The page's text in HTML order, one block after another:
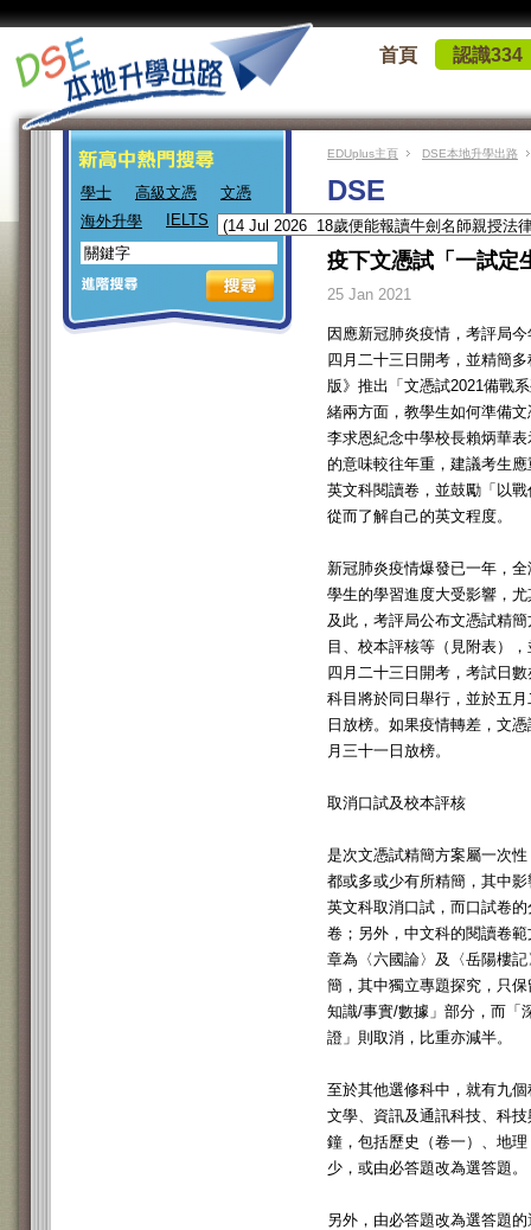
首頁 認識334
學士 高級文憑
文憑
海外升學
IELTS
EDUplus主頁 DSE本地升學出路
DSE
疫下文憑試「一試定
25 Jan 2021
因應新冠肺炎疫情，考評局
四月二十三日開考，並精簡
版》推出「文憑試2021備戰
緒兩方面，教學生如何準備
李求恩紀念中學校長賴炳華
的意味較往年重，建議考生
英文科閱讀卷，並鼓勵「以
從而了解自己的英文程度。
新冠肺炎疫情爆發已一年，
學生的學習進度大受影響，
及此，考評局公布文憑試精
目、校本評核等（見附表）
四月二十三日開考，考試日
科目將於同日舉行，並於五
日放榜。如果疫情轉差，文
月三十一日放榜。
取消口試及校本評核
是次文憑試精簡方案屬一次
都或多或少有所精簡，其中
英文科取消口試，而口試卷
卷；另外，中文科的閱讀卷
章為〈六國論〉及〈岳陽樓
簡，其中獨立專題探究，只
知識/事實/數據」部分，而「
證」則取消，比重亦減半。
至於其他選修科中，就有九
文學、資訊及通訊科技、科
鐘，包括歷史（卷一）、地
少，或由必答題改為選答題。
另外，由必答題改為選答題